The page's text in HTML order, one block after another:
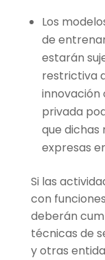
Los
de
estarán
restrictiva
innovación
privada
que dichas
expresas
Si las
con
deberán
técnicas de
y otras